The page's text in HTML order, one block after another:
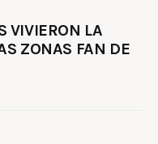
VIVIERON LA
ZONAS FAN DE